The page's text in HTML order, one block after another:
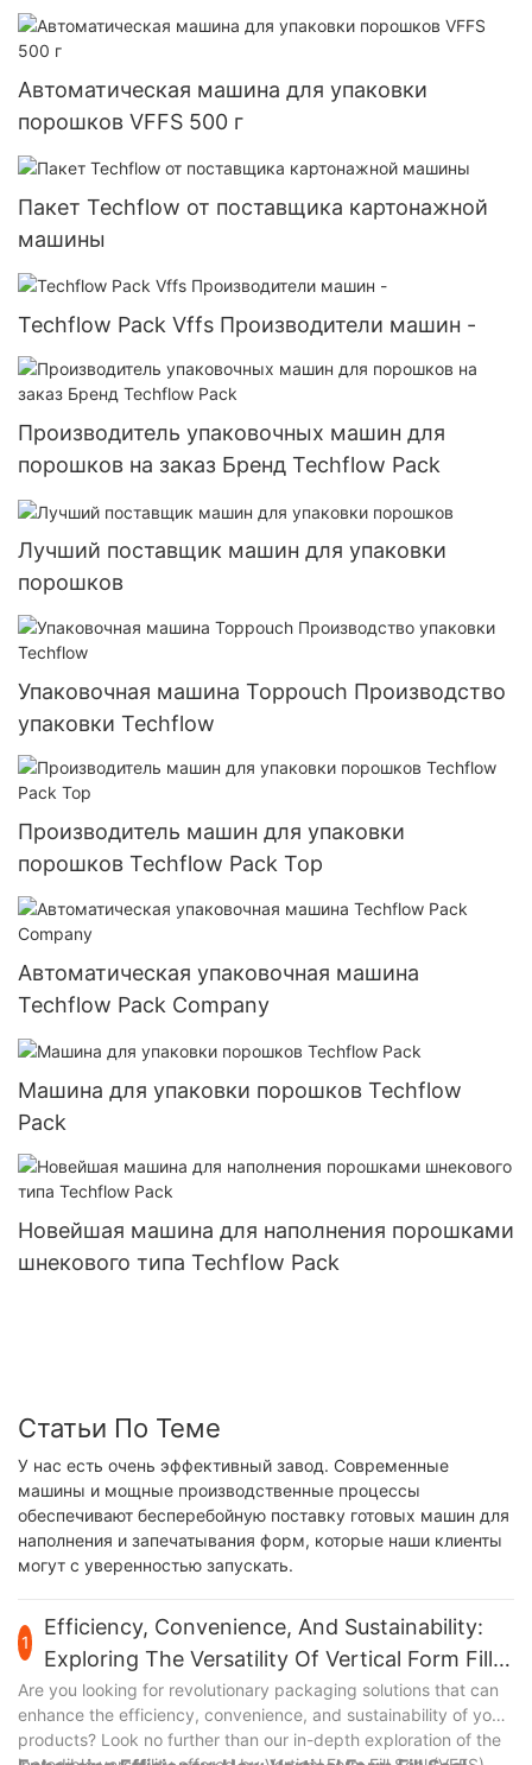
для лотков для бумаги
Автоматическая машина для упаковки
порошков VFFS 500 г
Пакет Techflow от поставщика картонажной
машины
Techflow Pack Vffs Производители машин -
Производитель упаковочных машин для
порошков на заказ Бренд Techflow Pack
Лучший поставщик машин для упаковки
порошков
Упаковочная машина Toppouch Производство
упаковки Techflow
Производитель машин для упаковки
порошков Techflow Pack Top
Автоматическая упаковочная машина
Techflow Pack Company
Машина для упаковки порошков Techflow
Pack
Новейшая машина для наполнения порошками
шнекового типа Techflow Pack
Статьи По Теме
У нас есть очень эффективный завод. Современные
машины и мощные производственные процессы
обеспечивают бесперебойную поставку готовых машин для
наполнения и запечатывания форм, которые наши клиенты
могут с уверенностью запускать.
1
Efficiency, Convenience, And Sustainability:
Exploring The Versatility Of Vertical Form Fill
Seal Packaging Equipment
Are you looking for revolutionary packaging solutions that can
enhance the efficiency, convenience, and sustainability of your
products? Look no further than our in-depth exploration of the